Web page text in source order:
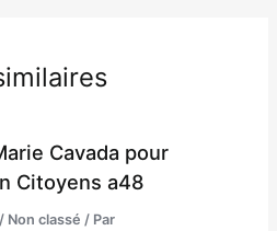
Cavada pour
Citoyens a48
/ Non classé / Par